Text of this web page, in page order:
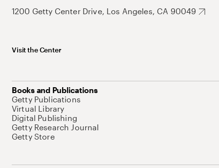
1200 Getty Center Drive, Los Angeles, CA 90049
Visit the Center
Books and Publications
Getty Publications
Virtual Library
Digital Publishing
Getty Research Journal
Getty Store